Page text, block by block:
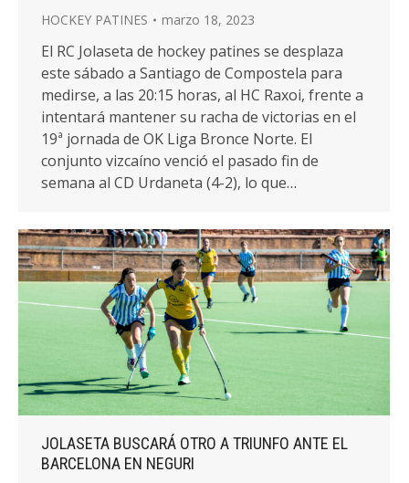
HOCKEY PATINES marzo 18, 2023
El RC Jolaseta de hockey patines se desplaza
este sábado a Santiago de Compostela para
medirse, a las 20:15 horas, al HC Raxoi, frente a
intentará mantener su racha de victorias en el
19ª jornada de OK Liga Bronce Norte. El
conjunto vizcaíno venció el pasado fin de
semana al CD Urdaneta (4-2), lo que…
JOLASETA BUSCARÁ OTRO A TRIUNFO ANTE EL
BARCELONA EN NEGURI